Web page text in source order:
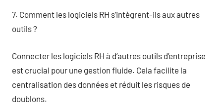
7. Comment les logiciels RH s’intègrent-ils aux autres
outils ?
Connecter les logiciels RH à d’autres outils d’entreprise
est crucial pour une gestion fluide. Cela facilite la
centralisation des données et réduit les risques de
doublons.